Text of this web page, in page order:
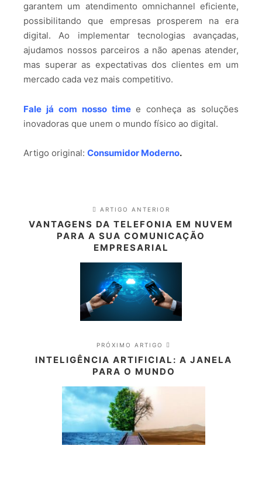
garantem um atendimento omnichannel eficiente,
possibilitando que empresas prosperem na era
digital. Ao implementar tecnologias avançadas,
ajudamos nossos parceiros a não apenas atender,
mas superar as expectativas dos clientes em um
mercado cada vez mais competitivo.
Fale já com nosso timee conheça as soluções
inovadoras que unem o mundo físico ao digital.
Artigo original: Consumidor Moderno.
ARTIGO ANTERIOR
VANTAGENS DA TELEFONIA EM NUVEM
PARA A SUA COMUNICAÇÃO
EMPRESARIAL
PRÓXIMO ARTIGO
INTELIGÊNCIA ARTIFICIAL: A JANELA
PARA O MUNDO